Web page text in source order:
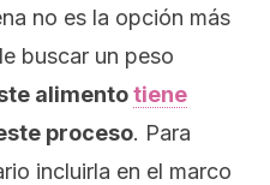
no es la opción más
buscar un peso
alimentotiene
proceso. Para
incluirla en el marco